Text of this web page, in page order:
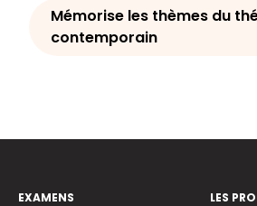
Mémorise les thèmes du
contemporain
EXAMENS
LES